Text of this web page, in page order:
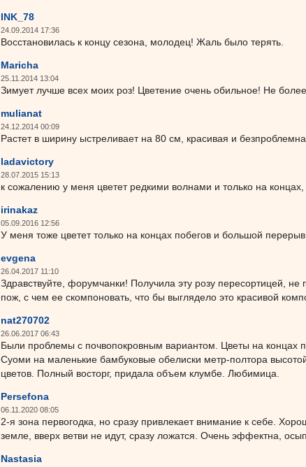
INK_78
24.09.2014 17:36
Восстановилась к концу сезона, молодец! Жаль было терять.
Maricha
25.11.2014 13:04
Зимует лучше всех моих роз! Цветение очень обильное! Не
mulianat
24.12.2014 00:09
Растет в ширину ыстреливает на 80 см, красивая и
ladavictory
28.07.2015 15:13
к сожалению у меня цветет редкими волнами и только на
irinakaz
05.09.2016 12:56
У меня тоже цветет только на концах побегов и большой
evgena
26.04.2017 11:10
Здравствуйте, форумчанки! Получила эту розу пересортицей,
пож, с чем ее скомпоновать, что бы выглядело это красивой
nat270702
26.06.2017 06:43
Были проблемы с почвопокровным вариантом. Цветы на
Суоми на маленькие бамбуковые обелиски метр-полтора
цветов. Полный восторг, придала объем клумбе. Любимица.
Persefona
06.11.2020 08:05
2-я зона первогодка, но сразу привлекает внимание к себе.
земле, вверх ветви не идут, сразу ложатся. Очень эффектна,
Nastasia